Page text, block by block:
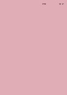
Лала